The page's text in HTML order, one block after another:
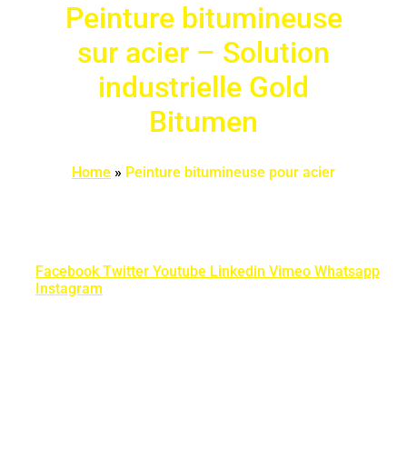
Peinture bitumineuse
sur acier – Solution
industrielle Gold
Bitumen
Home » Peinture bitumineuse pour acier
Facebook Twitter Youtube Linkedin Vimeo Whatsapp
Instagram